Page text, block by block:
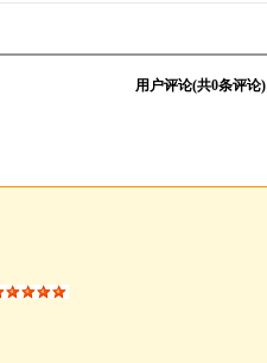
用户评论(共0条评论)